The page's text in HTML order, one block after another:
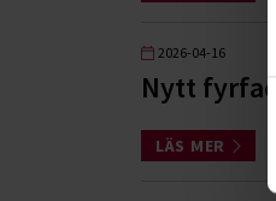
2026-04-16
Nytt
LÄS MER